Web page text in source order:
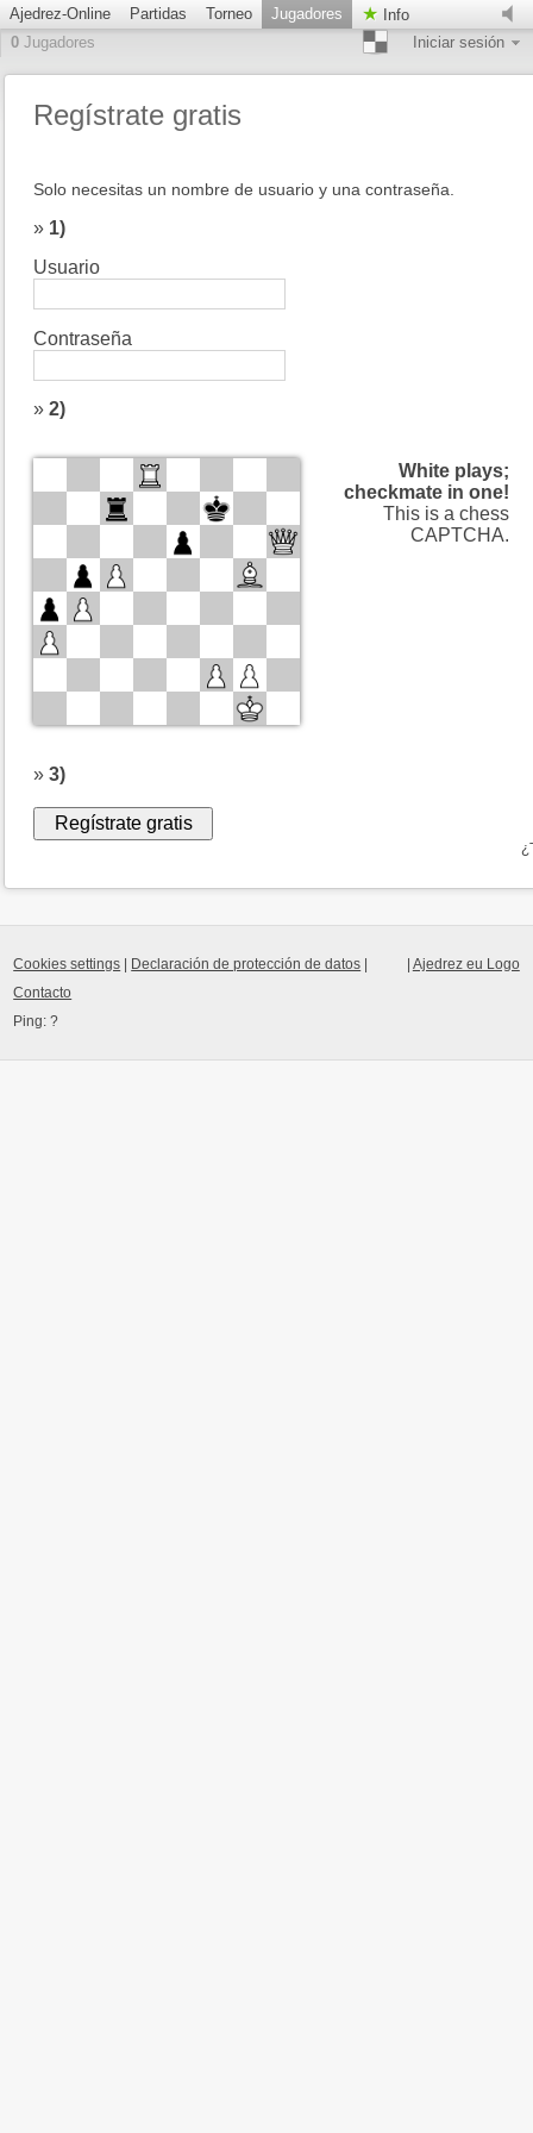
Ajedrez-Online Partidas Torneo Jugadores
Info
0 Jugadores Iniciar sesión
Regístrate gratis
Solo necesitas un nombre de usuario y una contraseña.
» 1)
Usuario
Contraseña
»2)
White plays;
checkmate in one!
This is a chess
CAPTCHA.
»3)
| Ajedrez eu Logo
Cookies settings | Declaración de protección de datos |
Contacto
Ping:?